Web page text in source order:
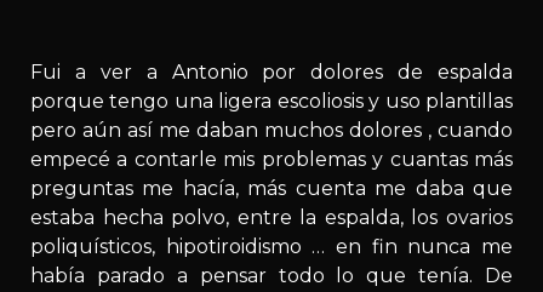
Fui a ver a Antonio por dolores de espalda
porque tengo una ligera escoliosis y uso plantillas
pero aún así me daban muchos dolores , cuando
empecé a contarle mis problemas y cuantas más
preguntas me hacía, más cuenta me daba que
estaba hecha polvo, entre la espalda, los ovarios
poliquísticos, hipotiroidismo … en fin nunca me
había parado a pensar todo lo que tenía. De